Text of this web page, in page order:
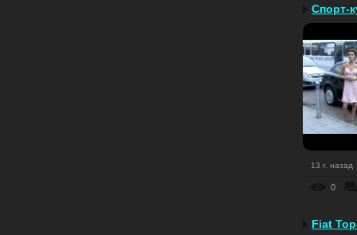
Cпорт-
13 г. назад
0
Fiat